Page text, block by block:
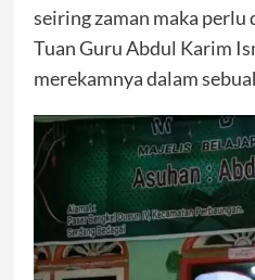
seiring zaman maka
Tuan Guru Abdul Karim
merekamnya dalam